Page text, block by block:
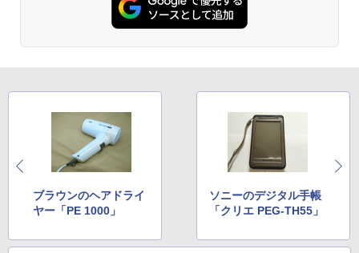
ブラウンのヘアドライ
ヤー「PE 1000」
ソニーのデジタル手帳
「クリエ PEG-TH55」